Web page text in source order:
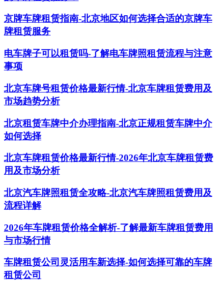
京牌车牌租赁指南-北京地区如何选择合适的京牌车
牌租赁服务
电车牌子可以租赁吗-了解电车牌照租赁流程与注意
事项
北京车牌号租赁价格最新行情-北京车牌租赁费用及
市场趋势分析
北京租赁车牌中介办理指南-北京正规租赁车牌中介
如何选择
北京车牌租赁价格最新行情-2026年北京车牌租赁费
用及市场分析
北京汽车牌照租赁全攻略-北京汽车牌照租赁费用及
流程详解
2026年车牌租赁价格全解析-了解最新车牌租赁费用
与市场行情
车牌租赁公司灵活用车新选择-如何选择可靠的车牌
租赁公司